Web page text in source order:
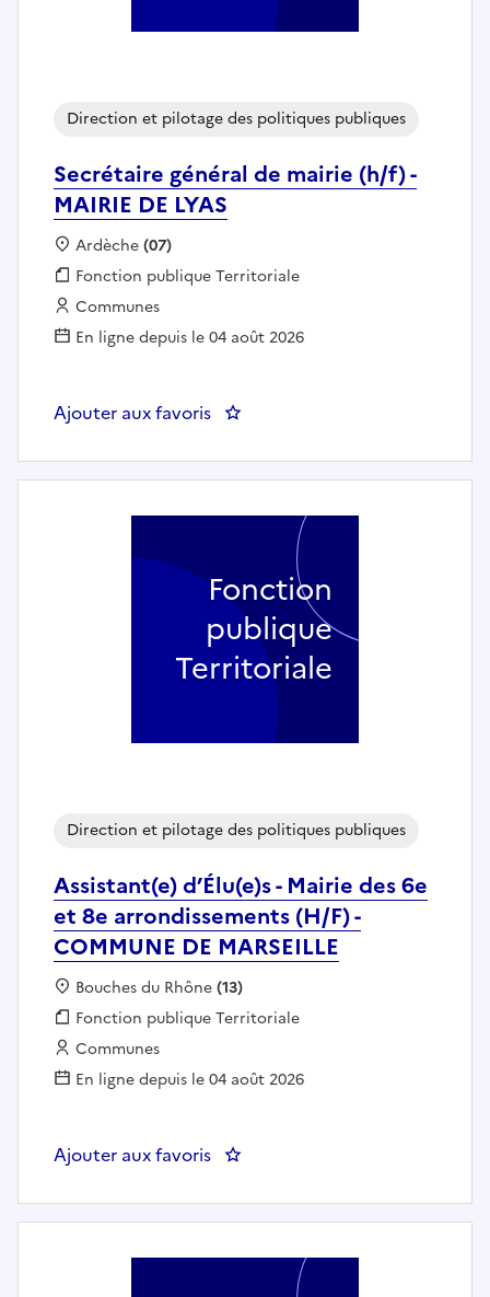
Secrétaire général de mairie (h/f) -
MAIRIE DE LYAS
Direction et pilotage des politiques publiques
Localisation :
Ardèche(07)
Fonction publique :
Fonction publique Territoriale
Employeur :
Communes
En ligne depuis le 04 août 2026
Ajouter aux favoris : Secrétaire général de mairie (h/
Assistant(e) d’Élu(e)s - Mairie des 6e
et 8e arrondissements (H/F) -
COMMUNE DE MARSEILLE
Direction et pilotage des politiques publiques
Localisation :
Bouches du Rhône(13)
Fonction publique :
Fonction publique Territoriale
Employeur :
Communes
En ligne depuis le 04 août 2026
Ajouter aux favoris : Assistant(e) d’Élu(e)s - Mairie
Fonction
publique
Territoriale